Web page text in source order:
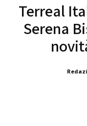
Terreal
Serena